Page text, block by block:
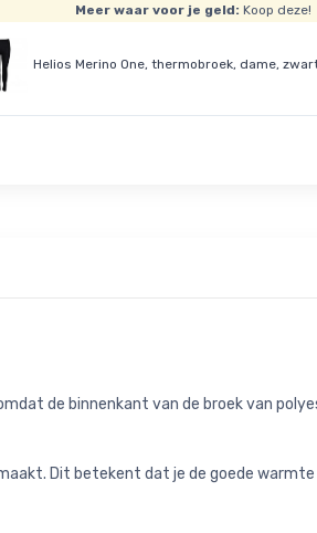
Meer waar voor je geld: Koop deze!
Helios Merino One, thermobroek, dame,
de binnenkant van de broek van
Dit betekent dat je de goede